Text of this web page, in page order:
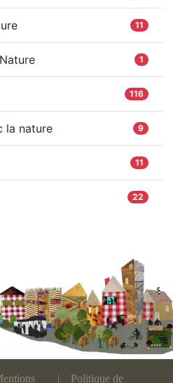
11
1
116
la nature 9
11
22
| Politique de